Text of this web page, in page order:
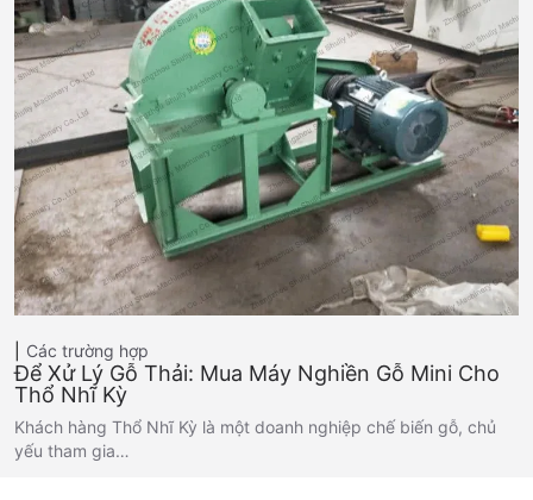
Các trường hợp
Để Xử Lý Gỗ Thải: Mua Máy Nghiền Gỗ Mini Cho
Thổ Nhĩ Kỳ
Khách hàng Thổ Nhĩ Kỳ là một doanh nghiệp chế biến gỗ, chủ
yếu tham gia…